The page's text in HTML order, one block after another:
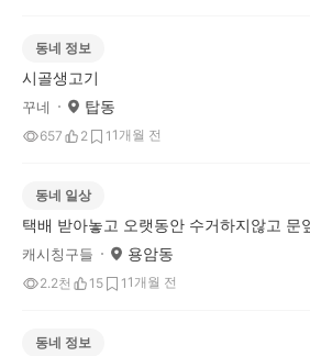
동네 정보
시골생고기
꾸네 탑동
657 2 1 1개월 전
동네 일상
캐시칭구들 용암동
2.2천 15 1 1개월 전
동네 정보